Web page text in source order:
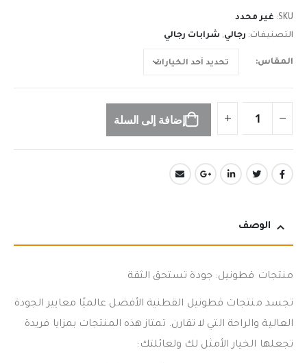
SKU: غير محدد
التصنيفات: رجالي, شرابات رجالي
المقاس
إضافة إلى السلة
الوصف
منتجات قطونيل: جودة تستحق الثقة
تجسد منتجات قطونيل القطنية الأفضل عالميًا معايير الجودة
العالية والراحة التي لا تقارن. تمتاز هذه المنتجات بمزايا فريدة
تجعلها الخيار الأمثل لك ولعائلتك: